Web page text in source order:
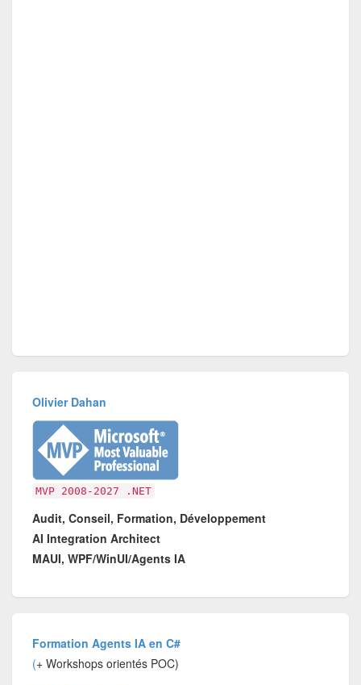
Olivier Dahan
MVP 2008-2027 .NET
Audit, Conseil, Formation, Développement
AI Integration Architect
MAUI, WPF/WinUI/Agents IA
Formation Agents IA en C#
(+ Workshops orientés POC)